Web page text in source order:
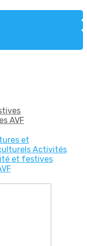
AVF
et
Activités
et festives